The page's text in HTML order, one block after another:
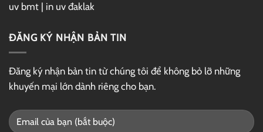
uv bmt | in uv đaklak
ĐĂNG KÝ NHẬN BẢN TIN
Đăng ký nhận bản tin từ chúng tôi để không bỏ lỡ những
khuyến mại lớn dành riêng cho bạn.